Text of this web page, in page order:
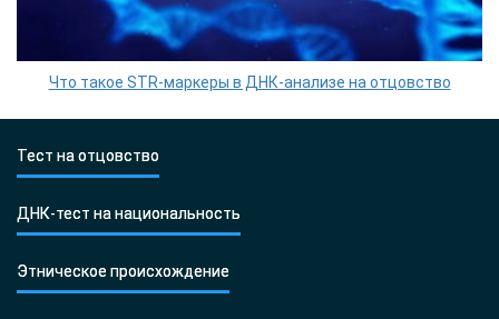
Что такое STR-маркеры в ДНК-анализе на отцовство
Тест на отцовство
ДНК-тест на национальность
Этническое происхождение